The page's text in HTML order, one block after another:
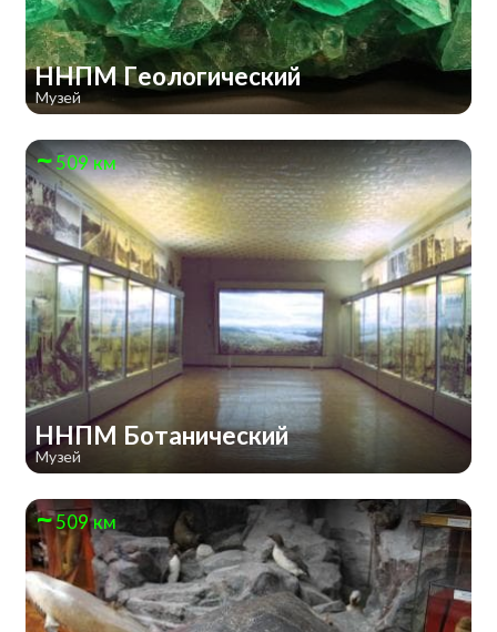
ННПМ Геологический
Музей
509 км
ННПМ Ботанический
Музей
509 км